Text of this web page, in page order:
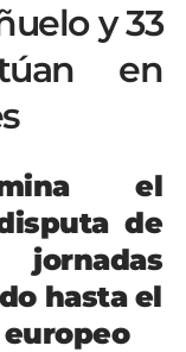
y 33
en
el
de
hasta el
europeo